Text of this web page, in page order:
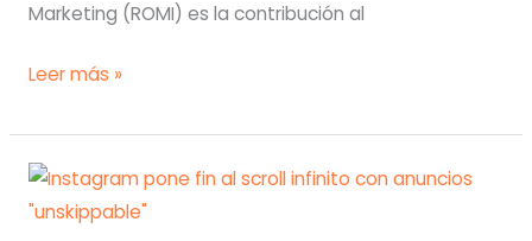
Marketing (ROMI) es la contribución al
Los
términos
de
marketing
Leer más »